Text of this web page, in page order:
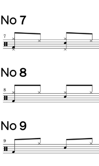
No７
No８
No９